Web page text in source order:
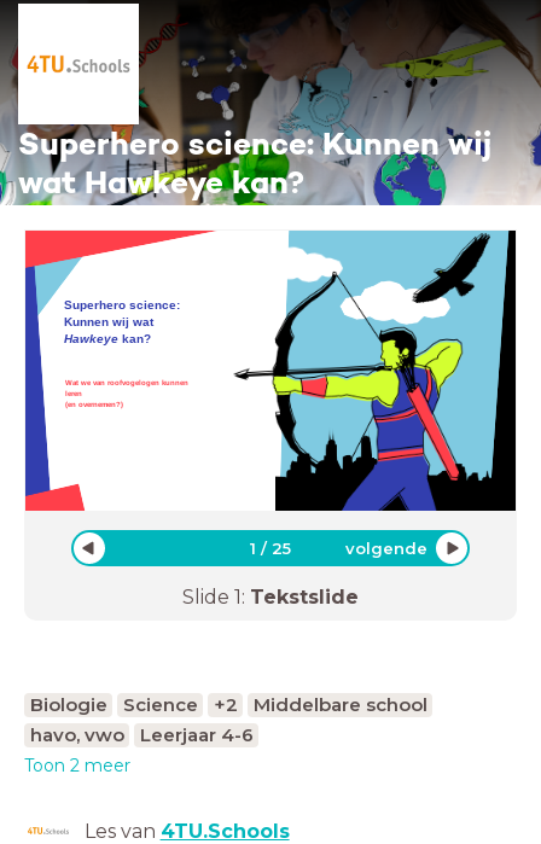
Superhero science: Kunnen wij
wat Hawkeye kan?
Superhero science:
Kunnen wij wat
Hawkeye kan?
Wat we van roofvogelogen kunnen
leren
(en overnemen?)
1 /25 volgende
Slide 1: Tekstslide
Biologie Science +2
Middelbare school
havo, vwo
Leerjaar 4-6
Toon 2 meer
Les van 4TU.Schools